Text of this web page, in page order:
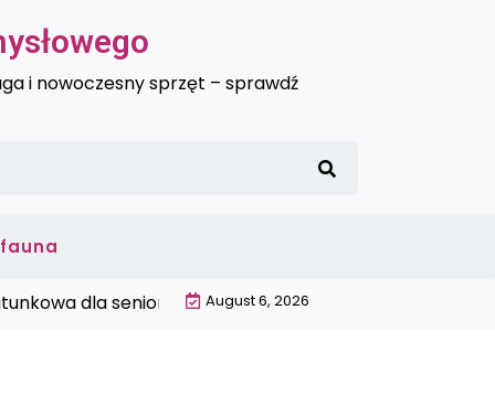
i nowoczesny sprzęt – sprawdź
dla seniora Trójmiasto |Wysokiej jakości
August 6, 2026